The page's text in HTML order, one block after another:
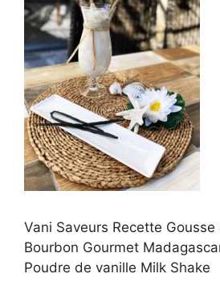
Vani Saveurs Recette Gousse
Bourbon Gourmet
Poudre de vanille Milk Shake